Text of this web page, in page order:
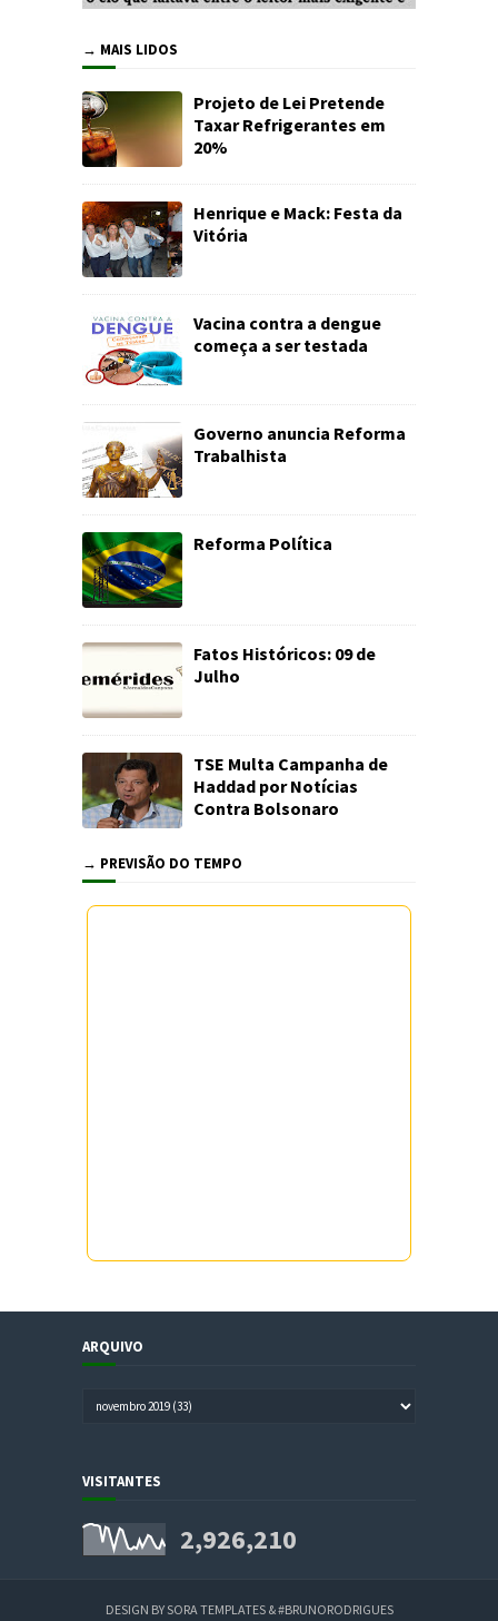
→ MAIS LIDOS
Projeto de Lei Pretende
Taxar Refrigerantes em
20%
Henrique e Mack: Festa da
Vitória
Vacina contra a dengue
começa a ser testada
Governo anuncia Reforma
Trabalhista
Reforma Política
Fatos Históricos: 09 de
Julho
TSE Multa Campanha de
Haddad por Notícias
Contra Bolsonaro
→ PREVISÃO DO TEMPO
ARQUIVO
VISITANTES
2,926,210
DESIGN BYSORA TEMPLATES&#BRUNORODRIGUES